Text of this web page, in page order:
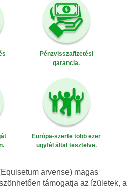
Pénzvisszafizetési
garancia.
Európa-szerte több ezer
ügyfél által tesztelve.
arvense) magas
támogatja az ízületek, a